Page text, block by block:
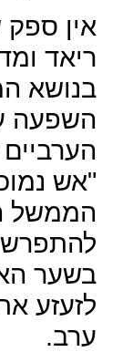
אין
ריאד
בנושא
השפעה
"אש
הממשל
להתפרש
בשער
לזעזע
ערב.